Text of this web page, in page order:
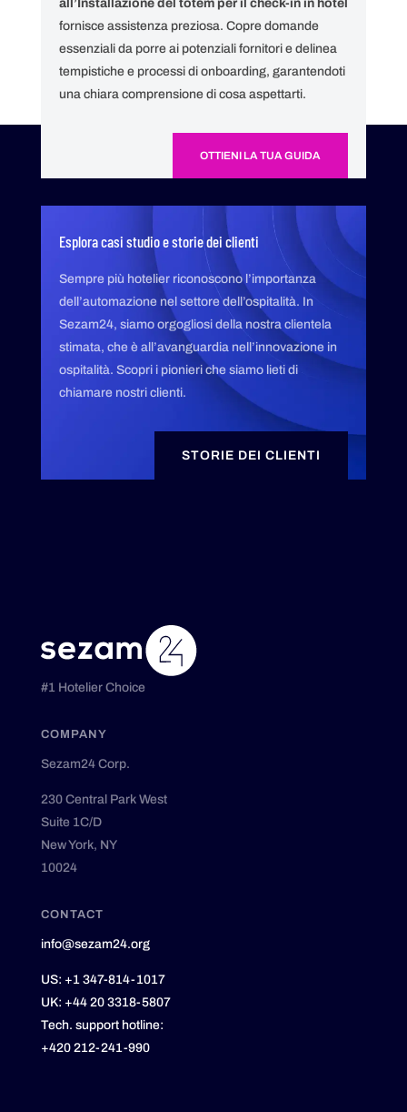
all’Installazione del totem per il check-in in hotel
fornisce assistenza preziosa. Copre domande
essenziali da porre ai potenziali fornitori e delinea
tempistiche e processi di onboarding, garantendoti
una chiara comprensione di cosa aspettarti.
OTTIENI LA TUA GUIDA
Esplora casi studio e storie dei clienti
Sempre più hotelier riconoscono l’importanza
dell’automazione nel settore dell’ospitalità. In
Sezam24, siamo orgogliosi della nostra clientela
stimata, che è all’avanguardia nell’innovazione in
ospitalità. Scopri i pionieri che siamo lieti di
chiamare nostri clienti.
STORIE DEI CLIENTI
#1 Hotelier Choice
COMPANY
Sezam24 Corp.
230 Central Park West
Suite 1C/D
New York, NY
10024
CONTACT
info@sezam24.org
US: +1 347-814-1017
UK: +44 20 3318-5807
Tech. support hotline:
+420 212-241-990